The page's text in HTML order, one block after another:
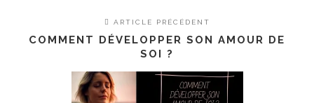
ARTICLE PRÉCÉDENT
COMMENT DÉVELOPPER SON AMOUR DE
SOI ?